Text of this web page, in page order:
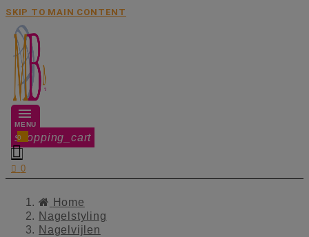
SKIP TO MAIN CONTENT
MENU
shopping_cart
0

 0
Home
Nagelstyling
Nagelvijlen